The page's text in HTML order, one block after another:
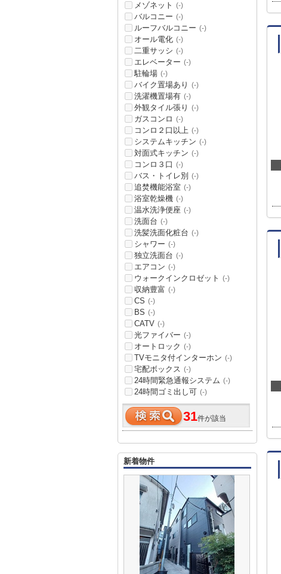
メゾネット (-)
バルコニー (-)
ルーフバルコニー (-)
オール電化 (-)
二重サッシ (-)
エレベーター (-)
駐輪場 (-)
バイク置場あり (-)
洗濯機置場有 (-)
外観タイル張り (-)
ガスコンロ (-)
コンロ２口以上 (-)
システムキッチン (-)
対面式キッチン (-)
コンロ３口 (-)
バス・トイレ別 (-)
追焚機能浴室 (-)
浴室乾燥機 (-)
温水洗浄便座 (-)
洗面台 (-)
洗髪洗面化粧台 (-)
シャワー (-)
独立洗面台 (-)
エアコン (-)
ウォークインクロゼット (-)
収納豊富 (-)
CS (-)
BS (-)
CATV (-)
光ファイバー (-)
オートロック (-)
TVモニタ付インターホン (-)
宅配ボックス (-)
24時間緊急通報システム (-)
24時間ゴミ出し可 (-)
31件が該当
新着物件